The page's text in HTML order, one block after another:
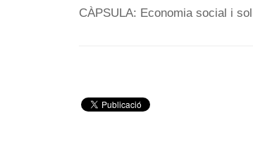
CÀPSULA: Economia social i